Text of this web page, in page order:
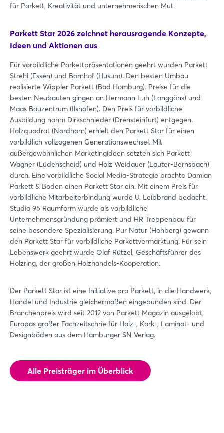
für Parkett, Kreativität und unternehmerischen Mut.
Parkett Star 2026 zeichnet herausragende Konzepte,
Ideen und Aktionen aus
Für vorbildliche Parkettpräsentationen geehrt wurden Parkett
Strehl (Essen) und Bornhof (Husum). Den besten Umbau
realisierte Wippler Parkett (Bad Homburg). Preise für die
besten Neubauten gingen an Hermann Luh (Langgöns) und
Maas Bauzentrum (Ilshofen). Den Preis für vorbildliche
Ausbildung nahm Dirkschnieder (Drensteinfurt) entgegen.
Holzquadrat (Nordhorn) erhielt den Parkett Star für einen
vorbildlich vollzogenen Generationswechsel. Mit
außergewöhnlichen Marketingideen setzten sich Parkett
Wagner (Lüdenscheid) und Holz Weidauer (Lauter-Bernsbach)
durch. Eine vorbildliche Social Media-Strategie brachte Damian
Parkett & Boden einen Parkett Star ein. Mit einem Preis für
vorbildliche Mitarbeiterbindung wurde U. Leibbrand bedacht.
Studio 95 Raumform wurde als vorbildliche
Unternehmensgründung prämiert und HR Treppenbau für
seine besondere Spezialisierung. Pur Natur (Hohberg) gewann
den Parkett Star für vorbildliche Parkettvermarktung. Für sein
Lebenswerk geehrt wurde Olaf Rützel, Geschäftsführer des
Holzring, der großen Holzhandels-Kooperation.
Der Parkett Star ist eine Initiative pro Parkett, in die Handwerk,
Handel und Industrie gleichermaßen eingebunden sind. Der
Branchenpreis wird seit 2012 von Parkett Magazin ausgelobt,
Europas großer Fachzeitschrie für Holz-, Kork-, Laminat- und
Designböden aus dem Hamburger SN Verlag.
Alle Preisträger im Überblick